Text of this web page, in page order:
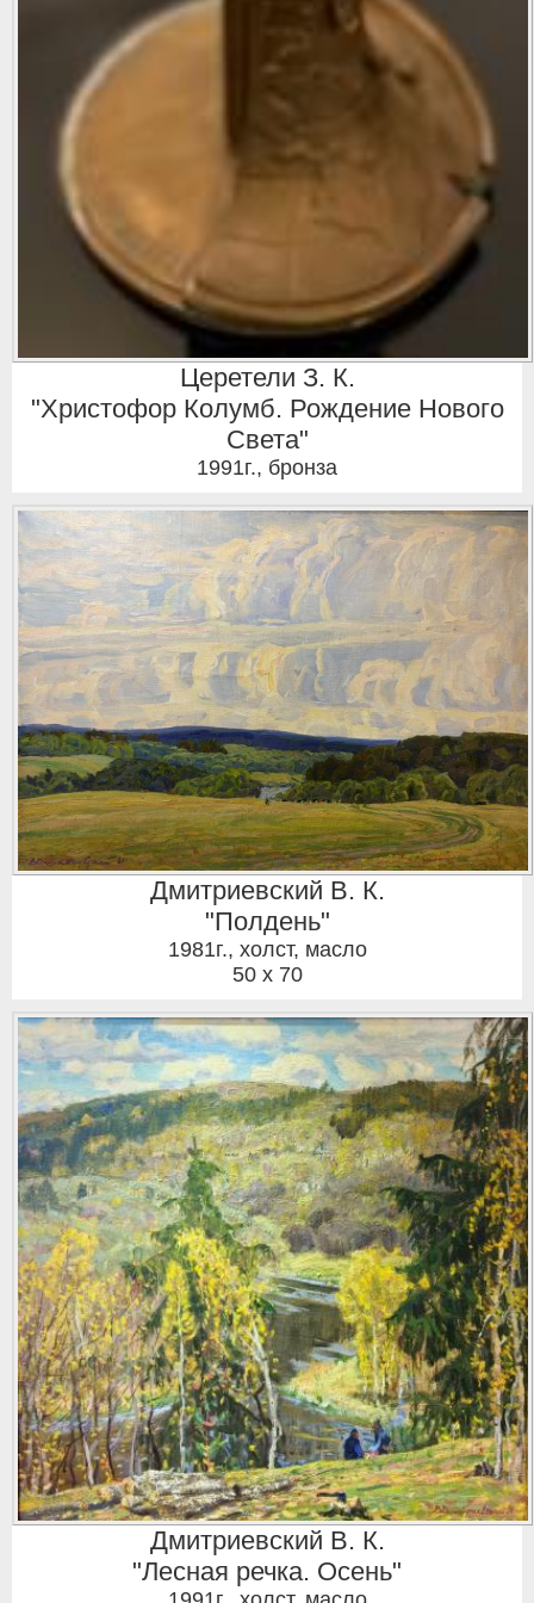
Церетели З. К.
"Христофор Колумб. Рождение Нового
Света"
1991г., бронза
Дмитриевский В. К.
"Полдень"
1981г., холст, масло
50 x 70
Дмитриевский В. К.
"Лесная речка. Осень"